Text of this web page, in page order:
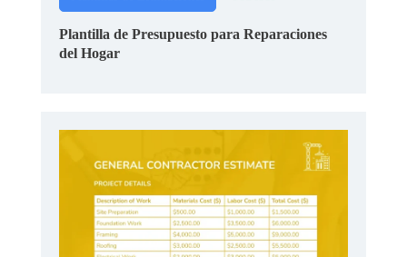
Plantilla de Presupuesto para Reparaciones
del Hogar